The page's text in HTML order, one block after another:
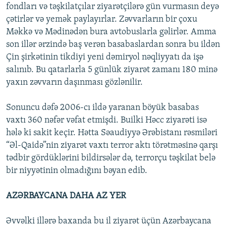
fondları və təşkilatçılar ziyarətçilərə gün vurmasın deyə
çətirlər və yemək paylayırlar. Zəvvarların bir çoxu
Məkkə və Mədinədən bura avtobuslarla gəlirlər. Amma
son illər ərzində baş verən basabaslardan sonra bu ildən
Çin şirkətinin tikdiyi yeni dəmiryol nəqliyyatı da işə
salınıb. Bu qatarlarla 5 günlük ziyarət zamanı 180 minə
yaxın zəvvarın daşınması gözlənilir.
Sonuncu dəfə 2006-cı ildə yaranan böyük basabas
vaxtı 360 nəfər vəfat etmişdi. Builki Həcc ziyarəti isə
hələ ki sakit keçir. Hətta Səaudiyyə Ərəbistanı rəsmiləri
“Əl-Qaidə”nin ziyarət vaxtı terror aktı törətməsinə qarşı
tədbir gördüklərini bildirsələr də, terrorçu təşkilat belə
bir niyyətinin olmadığını bəyan edib.
AZƏRBAYCANA DAHA AZ YER
Əvvəlki illərə baxanda bu il ziyarət üçün Azərbaycana